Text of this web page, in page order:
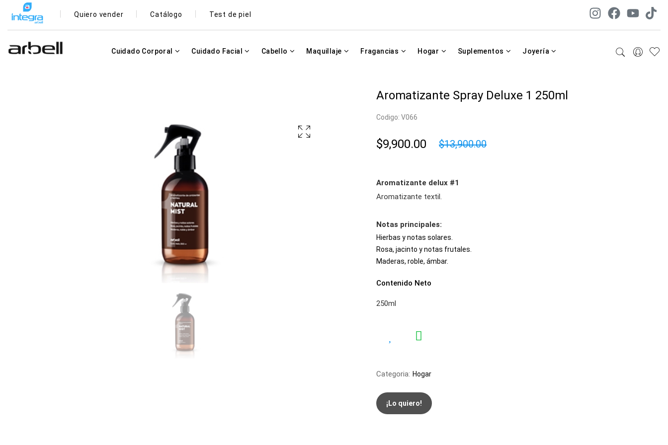
Quiero vender Catálogo Test de piel
Cuidado Corporal Cuidado Facial Cabello Maquillaje Fragancias Hogar Suplementos Joyería
Aromatizante Spray Deluxe 1 250ml
Codigo: V066
$9,900.00 $13,900.00
Aromatizante delux #1
Aromatizante textil.
Notas principales:
Hierbas y notas solares.
Rosa, jacinto y notas frutales.
Maderas, roble, ámbar.
Contenido Neto
250ml
Categoria: Hogar
¡Lo quiero!